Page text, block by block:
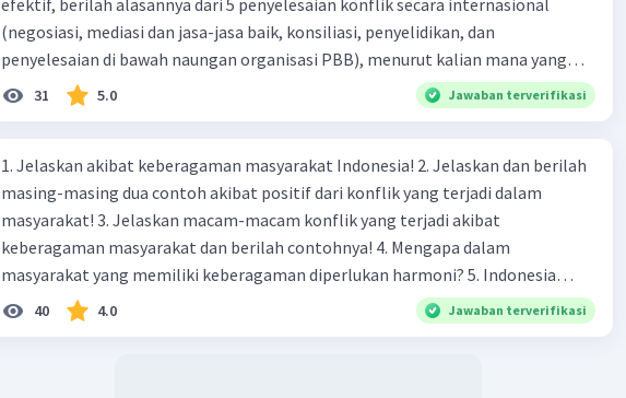
(negosiasi, mediasi dan jasa-jasa baik, konsiliasi, penyelidikan, dan
penyelesaian di bawah naungan organisasi PBB), menurut kalian mana yang
paling efektif, berilah alasannya
31 5.0 Jawaban terverifikasi
1. Jelaskan akibat keberagaman masyarakat Indonesia! 2. Jelaskan dan berilah
masing-masing dua contoh akibat positif dari konflik yang terjadi dalam
masyarakat! 3. Jelaskan macam-macam konflik yang terjadi akibat
keberagaman masyarakat dan berilah contohnya! 4. Mengapa dalam
masyarakat yang memiliki keberagaman diperlukan harmoni? 5. Indonesia
merupakan negara yang kaya akan keberagaman baik dilihat dari agama, suku,
ras, bahasa, dan budaya. Berdasarkan pernyataan tersebut, apa yang dapat
40 4.0 Jawaban terverifikasi